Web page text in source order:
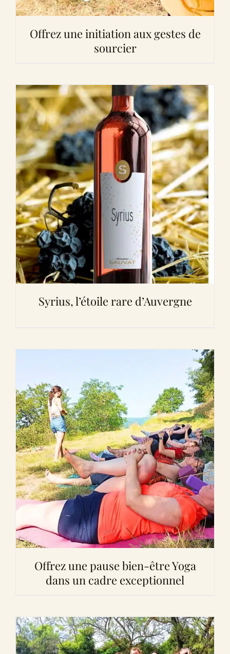
Offrez une initiation aux gestes de
sourcier
Syrius, l’étoile rare d’Auvergne
Offrez une pause bien-être Yoga
dans un cadre exceptionnel